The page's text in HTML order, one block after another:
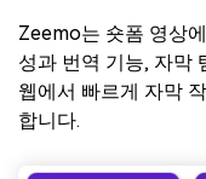
Zeemo는 숏폼 영상
성과 번역 기능, 자막
웹에서 빠르게 자막
합니다.